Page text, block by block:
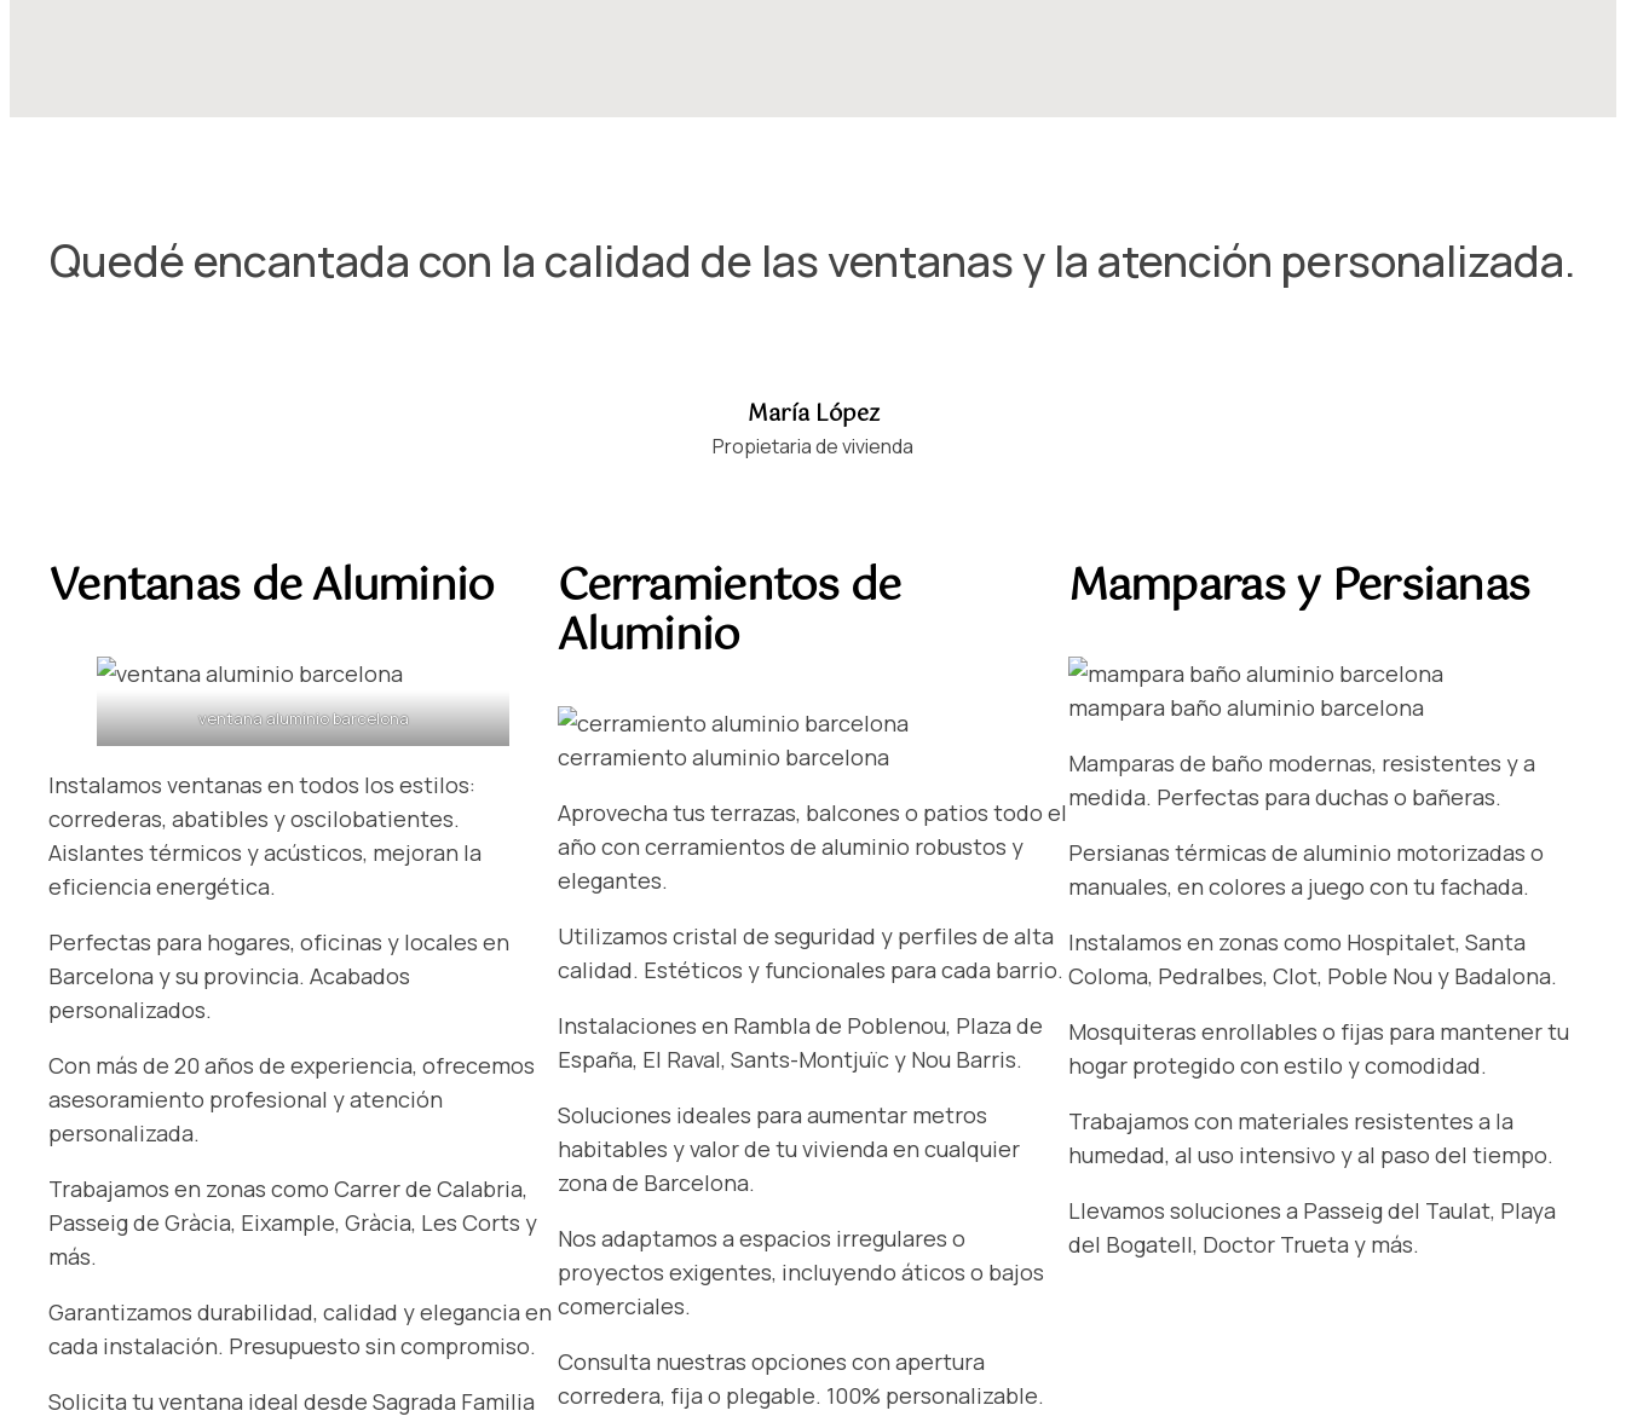
Quedé encantada con la calidad de las ventanas y la atención personalizada.
María López
Propietaria de vivienda
Ventanas de Aluminio
ventana aluminio barcelona
Instalamos ventanas en todos los estilos:
correderas, abatibles y oscilobatientes.
Aislantes térmicos y acústicos, mejoran la
eficiencia energética.
Perfectas para hogares, oficinas y locales en
Barcelona y su provincia. Acabados
personalizados.
Con más de 20 años de experiencia, ofrecemos
asesoramiento profesional y atención
personalizada.
Trabajamos en zonas como Carrer de Calabria,
Passeig de Gràcia, Eixample, Gràcia, Les Corts y
más.
Garantizamos durabilidad, calidad y elegancia en
cada instalación. Presupuesto sin compromiso.
Solicita tu ventana ideal desde Sagrada Familia
Cerramientos de
Aluminio
cerramiento aluminio barcelona
Aprovecha tus terrazas, balcones o patios todo el
año con cerramientos de aluminio robustos y
elegantes.
Utilizamos cristal de seguridad y perfiles de alta
calidad. Estéticos y funcionales para cada barrio.
Instalaciones en Rambla de Poblenou, Plaza de
España, El Raval, Sants-Montjuïc y Nou Barris.
Soluciones ideales para aumentar metros
habitables y valor de tu vivienda en cualquier
zona de Barcelona.
Nos adaptamos a espacios irregulares o
proyectos exigentes, incluyendo áticos o bajos
comerciales.
Consulta nuestras opciones con apertura
corredera, fija o plegable. 100% personalizable.
Mamparas y Persianas
mampara baño aluminio barcelona
Mamparas de baño modernas, resistentes y a
medida. Perfectas para duchas o bañeras.
Persianas térmicas de aluminio motorizadas o
manuales, en colores a juego con tu fachada.
Instalamos en zonas como Hospitalet, Santa
Coloma, Pedralbes, Clot, Poble Nou y Badalona.
Mosquiteras enrollables o fijas para mantener tu
hogar protegido con estilo y comodidad.
Trabajamos con materiales resistentes a la
humedad, al uso intensivo y al paso del tiempo.
Llevamos soluciones a Passeig del Taulat, Playa
del Bogatell, Doctor Trueta y más.